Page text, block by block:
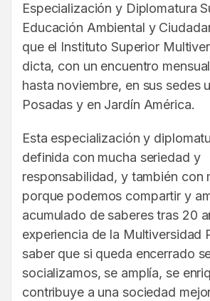
Especialización y Diplomatura
Educación Ambiental y
que el Instituto Superior
dicta, con un encuentro
hasta noviembre, en sus sedes
Posadas y en Jardín América.
Esta especialización y
definida con mucha seriedad y
responsabilidad, y también con
porque podemos compartir y
acumulado de saberes tras 20
experiencia de la Multiversidad
saber que si queda encerrado
socializamos, se amplía, se
contribuye a una sociedad